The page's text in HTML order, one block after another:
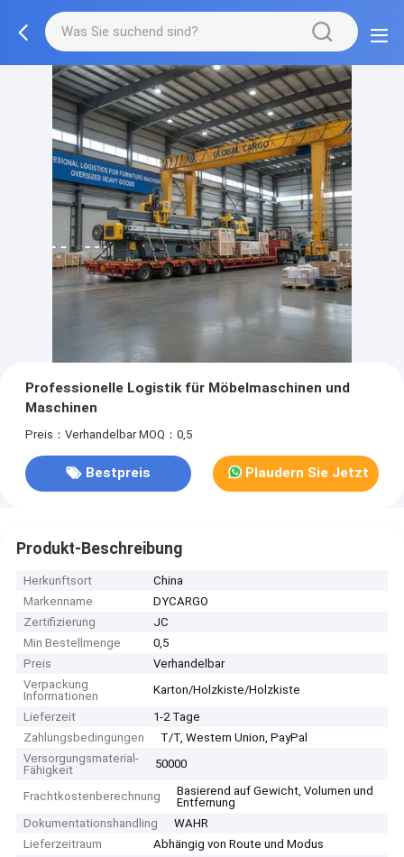
Professionelle Logistik für Möbelmaschinen und
Maschinen
Preis：Verhandelbar MOQ：0,5
Bestpreis Plaudern Sie Jetzt
Produkt-Beschreibung
Herkunftsort
China
Markenname
DYCARGO
Zertifizierung
JC
Min Bestellmenge
0,5
Preis
Verhandelbar
Verpackung
Informationen
Karton/Holzkiste/Holzkiste
Lieferzeit
1-2 Tage
Zahlungsbedingungen
T/T, Western Union, PayPal
Versorgungsmaterial-
Fähigkeit
50000
Frachtkostenberechnung
Basierend auf Gewicht, Volumen und
Entfernung
Dokumentationshandling
WAHR
Lieferzeitraum
Abhängig von Route und Modus